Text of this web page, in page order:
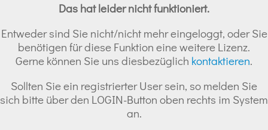
Das hat leider nicht funktioniert.
Entweder sind Sie nicht/nicht mehr eingeloggt, oder Sie
benötigen für diese Funktion eine weitere Lizenz.
Gerne können Sie uns diesbezüglich kontaktieren.
Sollten Sie ein registrierter User sein, so melden Sie
sich bitte über den LOGIN-Button oben rechts im System
an.